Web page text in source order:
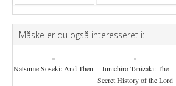
Måske er du også interesseret i:
Natsume Sōseki: And Then
Junichiro Tanizaki: The
Secret History of the Lord